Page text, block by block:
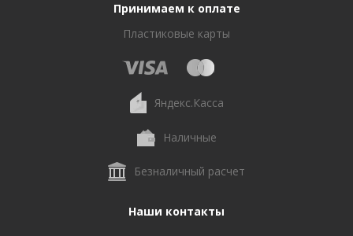
Принимаем к оплате
Пластиковые карты
Яндекс.Касса
Наличные
Безналичный расчет
Наши контакты